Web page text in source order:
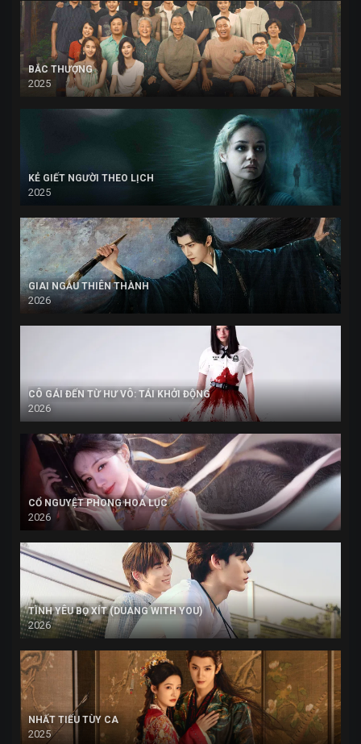
BẮC THƯỢNG
2025
KẺ GIẾT NGƯỜI THEO LỊCH
2025
GIAI NGẪU THIÊN THÀNH
2026
CÔ GÁI ĐẾN TỪ HƯ VÔ: TÁI KHỞI ĐỘNG
2026
CỔ NGUYỆT PHONG HOA LỤC
2026
TÌNH YÊU BỌ XÍT (DUANG WITH YOU)
2026
NHẤT TIẾU TÙY CA
2025